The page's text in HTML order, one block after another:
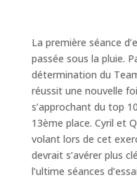
La première séance
passée sous la pluie.
détermination du
réussit une nouvelle
s’approchant du top
13ème place. Cyril et
volant lors de cet
devrait s’avérer plus
l’ultime séances